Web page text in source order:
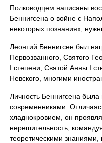
Полководцем написаны
Беннигсена о войне с
некоторых познаниях,
Леонтий Беннигсен был
Первозванного, Святого
I степени, Святой Анны I
Невского, многими
Личность Беннигсена
современниками.
хладнокровием, он
нерешительность,
теоретическими знаниями,